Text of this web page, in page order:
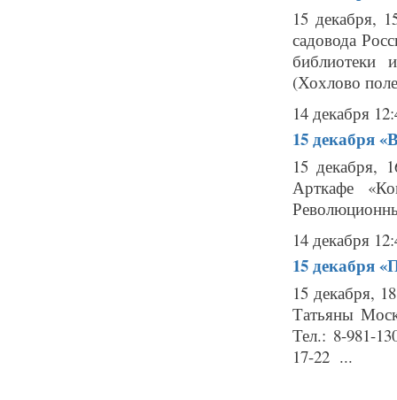
15 декабря,
садовода
(Хохлово
14 декабря
15 декабря
15 декабря,
Арткафе
14 декабря
15 декабря
15 декабря,
Татьяны
Тел.: 8-981-
17-22 ...